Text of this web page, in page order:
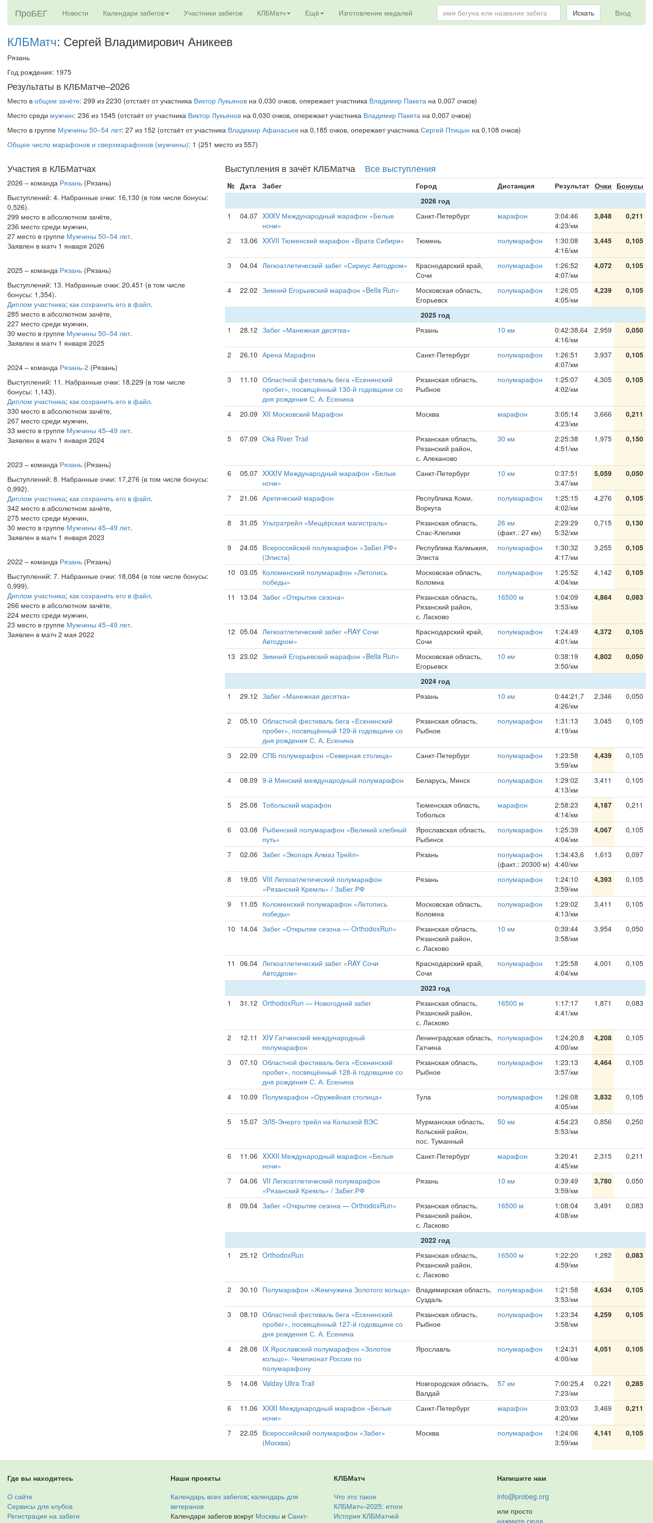
ПроБЕГ Новости Календари забегов Участники забегов КЛБМатч Ещё Изготовление медалей Вход
Искать
КЛБМатч: Сергей Владимирович Аникеев
Рязань
Год рождения: 1975
Результаты в КЛБМатче–2026
Место в общем зачёте: 299 из 2230 (отстаёт от участника Виктор Лукьянов на 0,030 очков, опережает участника Владимир Пакета на 0,007 очков)
Место среди мужчин: 236 из 1545 (отстаёт от участника Виктор Лукьянов на 0,030 очков, опережает участника Владимир Пакета на 0,007 очков)
Место в группе Мужчины 50–54 лет: 27 из 152 (отстаёт от участника Владимир Афанасьев на 0,185 очков, опережает участника Сергей Птицын на 0,108 очков)
Общее число марафонов и сверхмарафонов (мужчины): 1 (251 место из 557)
Участия в КЛБМатчах
2026 – команда Рязань (Рязань)
Выступлений: 4. Набранные очки: 16,130 (в том числе бонусы:
0,526).
299 место в абсолютном зачёте,
236 место среди мужчин,
27 место в группе Мужчины 50–54 лет.
Заявлен в матч 1 января 2026
2025 – команда Рязань (Рязань)
Выступлений: 13. Набранные очки: 20,451 (в том числе
бонусы: 1,354).
Диплом участника; как сохранить его в файл.
285 место в абсолютном зачёте,
227 место среди мужчин,
30 место в группе Мужчины 50–54 лет.
Заявлен в матч 1 января 2025
2024 – команда Рязань-2 (Рязань)
Выступлений: 11. Набранные очки: 18,229 (в том числе
бонусы: 1,143).
Диплом участника; как сохранить его в файл.
330 место в абсолютном зачёте,
267 место среди мужчин,
33 место в группе Мужчины 45–49 лет.
Заявлен в матч 1 января 2024
2023 – команда Рязань (Рязань)
Выступлений: 8. Набранные очки: 17,276 (в том числе бонусы:
0,992).
Диплом участника; как сохранить его в файл.
342 место в абсолютном зачёте,
275 место среди мужчин,
30 место в группе Мужчины 45–49 лет.
Заявлен в матч 1 января 2023
2022 – команда Рязань (Рязань)
Выступлений: 7. Набранные очки: 18,084 (в том числе бонусы:
0,999).
Диплом участника; как сохранить его в файл.
266 место в абсолютном зачёте,
224 место среди мужчин,
23 место в группе Мужчины 45–49 лет.
Заявлен в матч 2 мая 2022
Выступления в зачёт КЛБМатча Все выступления
№ Дата Забег Город Дистанция Результат Очки Бонусы
2026 год
1
04.07 XXXV Международный марафон «Белые
ночи»
Санкт-Петербург марафон
3:04:46
4:23/км
3,848 0,211
2 13.06 XXVII Тюменский марафон «Врата Сибири» Тюмень полумарафон
1:30:08
4:16/км
3,445 0,105
3 04.04 Легкоатлетический забег «Сириус Автодром»
Краснодарский край,
Сочи
полумарафон
1:26:52
4:07/км
4,072 0,105
4 22.02 Зимний Егорьевский марафон «Bella Run»
Московская область,
Егорьевск
полумарафон
1:26:05
4:05/км
4,239 0,105
2025 год
1
28.12 Забег «Манежная десятка» Рязань 10 км
0:42:38,64
4:16/км
2,959 0,050
2 26.10 Арена Марафон Санкт-Петербург полумарафон
1:26:51
4:07/км
3,937 0,105
3 11.10 Областной фестиваль бега «Есенинский
пробег», посвящённый 130-й годовщине со
дня рождения С. А. Есенина
Рязанская область,
Рыбное
полумарафон
1:25:07
4:02/км
4,305 0,105
4 20.09 XII Московский Марафон Москва марафон
3:05:14
4:23/км
3,666 0,211
5 07.09 Oka River Trail
Рязанская область,
Рязанский район,
с. Алеканово
30 км
2:25:38
4:51/км
1,975 0,150
6 05.07 XXXIV Международный марафон «Белые
ночи»
Санкт-Петербург 10 км
0:37:51
3:47/км
5,059 0,050
7 21.06 Арктический марафон
Республика Коми,
Воркута
полумарафон
1:25:15
4:02/км
4,276 0,105
8 31.05 Ультратрейл «Мещёрская магистраль»
Рязанская область,
Спас-Клепики
26 км
(факт.: 27 км)
2:29:29
5:32/км
0,715 0,130
9 24.05 Всероссийский полумарафон «ЗаБег.РФ»
(Элиста)
Республика Калмыкия,
Элиста
полумарафон
1:30:32
4:17/км
3,255 0,105
10 03.05 Коломенский полумарафон «Летопись
победы»
Московская область,
Коломна
полумарафон
1:25:52
4:04/км
4,142 0,105
11 13.04 Забег «Открытие сезона»
Рязанская область,
Рязанский район,
с. Ласково
16500 м
1:04:09
3:53/км
4,864 0,083
12 05.04 Легкоатлетический забег «RAY Сочи
Автодром»
Краснодарский край,
Сочи
полумарафон
1:24:49
4:01/км
4,372 0,105
13 23.02 Зимний Егорьевский марафон «Bella Run»
Московская область,
Егорьевск
10 км
0:38:19
3:50/км
4,802 0,050
2024 год
1
29.12 Забег «Манежная десятка» Рязань 10 км
0:44:21,7
4:26/км
2,346 0,050
2 05.10 Областной фестиваль бега «Есенинский
пробег», посвящённый 129-й годовщине со
дня рождения С. А. Есенина
Рязанская область,
Рыбное
полумарафон
1:31:13
4:19/км
3,045 0,105
3 22.09 СПБ полумарафон «Северная столица» Санкт-Петербург полумарафон
1:23:58
3:59/км
4,439 0,105
4 08.09 9-й Минский международный полумарафон Беларусь, Минск полумарафон
1:29:02
4:13/км
3,411 0,105
5 25.08 Тобольский марафон
Тюменская область,
Тобольск
марафон
2:58:23
4:14/км
4,187 0,211
6 03.08 Рыбинский полумарафон «Великий хлебный
путь»
Ярославская область,
Рыбинск
полумарафон
1:25:39
4:04/км
4,067 0,105
7 02.06 Забег «Экопарк Алмаз Трейл» Рязань
полумарафон
(факт.: 20300 м)
1:34:43,6
4:40/км
1,613 0,097
8 19.05 VIII Легкоатлетический полумарафон
«Рязанский Кремль» / ЗаБег.РФ
Рязань полумарафон
1:24:10
3:59/км
4,393 0,105
9 11.05 Коломенский полумарафон «Летопись
победы»
Московская область,
Коломна
полумарафон
1:29:02
4:13/км
3,411 0,105
10 14.04 Забег «Открытие сезона — OrthodoxRun»
Рязанская область,
Рязанский район,
с. Ласково
10 км
0:39:44
3:58/км
3,954 0,050
11 06.04 Легкоатлетический забег «RAY Сочи
Автодром»
Краснодарский край,
Сочи
полумарафон
1:25:58
4:04/км
4,001 0,105
2023 год
1
31.12 OrthodoxRun — Новогодний забег
Рязанская область,
Рязанский район,
с. Ласково
16500 м
1:17:17
4:41/км
1,871 0,083
2 12.11
XIV Гатчинский международный
полумарафон
Ленинградская область,
Гатчина
полумарафон
1:24:20,8
4:00/км
4,208 0,105
3 07.10 Областной фестиваль бега «Есенинский
пробег», посвящённый 128-й годовщине со
дня рождения С. А. Есенина
Рязанская область,
Рыбное
полумарафон
1:23:13
3:57/км
4,464 0,105
4 10.09 Полумарафон «Оружейная столица» Тула полумарафон
1:26:08
4:05/км
3,832 0,105
5 15.07 ЭЛ5-Энерго трейл на Кольской ВЭС
Мурманская область,
Кольский район,
пос. Туманный
50 км
4:54:23
5:53/км
0,856 0,250
6 11.06 XXXII Международный марафон «Белые
ночи»
Санкт-Петербург марафон
3:20:41
4:45/км
2,315 0,211
7 04.06 VII Легкоатлетический полумарафон
«Рязанский Кремль» / ЗаБег.РФ
Рязань 10 км
0:39:49
3:59/км
3,780 0,050
8 09.04 Забег «Открытие сезона — OrthodoxRun»
Рязанская область,
Рязанский район,
с. Ласково
16500 м
1:08:04
4:08/км
3,491 0,083
2022 год
1
25.12 OrthodoxRun
Рязанская область,
Рязанский район,
с. Ласково
16500 м
1:22:20
4:59/км
1,282 0,083
2 30.10 Полумарафон «Жемчужина Золотого кольца»
Владимирская область,
Суздаль
полумарафон
1:21:58
3:53/км
4,634 0,105
3 08.10 Областной фестиваль бега «Есенинский
пробег», посвящённый 127-й годовщине со
дня рождения С. А. Есенина
Рязанская область,
Рыбное
полумарафон
1:23:34
3:58/км
4,259 0,105
4 28.08 IX Ярославский полумарафон «Золотое
кольцо». Чемпионат России по
полумарафону
Ярославль полумарафон
1:24:31
4:00/км
4,051 0,105
5 14.08 Valday Ultra Trail
Новгородская область,
Валдай
57 км
7:00:25,4
7:23/км
0,221 0,285
6 11.06 XXXI Международный марафон «Белые
ночи»
Санкт-Петербург марафон
3:03:03
4:20/км
3,469 0,211
7 22.05 Всероссийский полумарафон «Забег»
(Москва)
Москва полумарафон
1:24:06
3:59/км
4,141 0,105
Где вы находитесь
О сайте
Сервисы для клубов
Регистрация на забеги
Наши проекты
Календарь всех забегов; календарь для
ветеранов
Календари забегов вокруг Москвы и Санкт-
КЛБМатч
Что это такое
КЛБМатч–2025: итоги
История КЛБМатчей
Напишите нам
info@probeg.org
или просто
нажмите сюда